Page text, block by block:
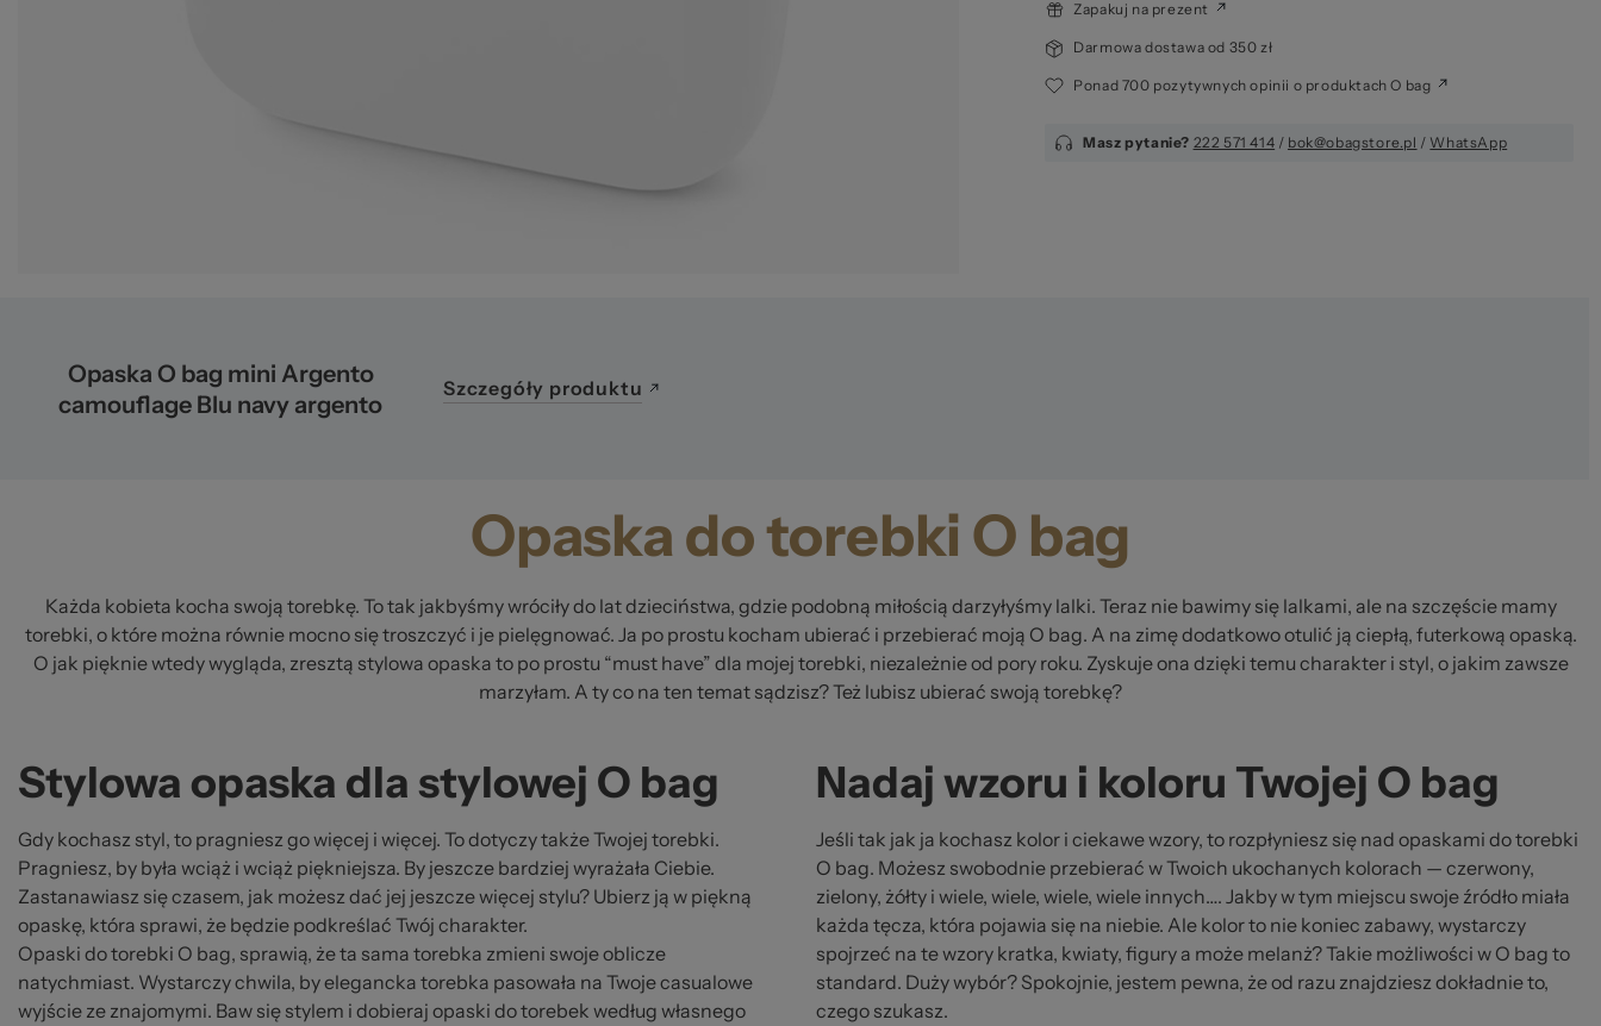
prawa
Zapakuj na prezent
Darmowa dostawa od 350 zł
Ponad 700 pozytywnych opinii o produktach O bag
Masz pytanie? 222 571 414 / bok@obagstore.pl / WhatsApp
Opaska do torebki O bag
Każda kobieta kocha swoją torebkę. To tak jakbyśmy wróciły do lat dzieciństwa, gdzie podobną miłością darzyłyśmy lalki. Teraz nie bawimy się lalkami, ale na szczęście mamy
torebki, o które można równie mocno się troszczyć i je pielęgnować. Ja po prostu kocham ubierać i przebierać moją O bag. A na zimę dodatkowo otulić ją ciepłą, futerkową opaską.
O jak pięknie wtedy wygląda, zresztą stylowa opaska to po prostu “must have” dla mojej torebki, niezależnie od pory roku. Zyskuje ona dzięki temu charakter i styl, o jakim zawsze
marzyłam. A ty co na ten temat sądzisz? Też lubisz ubierać swoją torebkę?
Stylowa opaska dla stylowej O bag
Gdy kochasz styl, to pragniesz go więcej i więcej. To dotyczy także Twojej torebki.
Pragniesz, by była wciąż i wciąż piękniejsza. By jeszcze bardziej wyrażała Ciebie.
Zastanawiasz się czasem, jak możesz dać jej jeszcze więcej stylu? Ubierz ją w piękną
opaskę, która sprawi, że będzie podkreślać Twój charakter.
Opaski do torebki O bag, sprawią, że ta sama torebka zmieni swoje oblicze
natychmiast. Wystarczy chwila, by elegancka torebka pasowała na Twoje casualowe
wyjście ze znajomymi. Baw się stylem i dobieraj opaski do torebek według własnego
Nadaj wzoru i koloru Twojej O bag
Jeśli tak jak ja kochasz kolor i ciekawe wzory, to rozpłyniesz się nad opaskami do torebki
O bag. Możesz swobodnie przebierać w Twoich ukochanych kolorach — czerwony,
zielony, żółty i wiele, wiele, wiele, wiele innych…. Jakby w tym miejscu swoje źródło miała
każda tęcza, która pojawia się na niebie. Ale kolor to nie koniec zabawy, wystarczy
spojrzeć na te wzory kratka, kwiaty, figury a może melanż? Takie możliwości w O bag to
standard. Duży wybór? Spokojnie, jestem pewna, że od razu znajdziesz dokładnie to,
czego szukasz.
Opaska O bag mini Argento
camouflage Blu navy argento
Szczegóły produktu